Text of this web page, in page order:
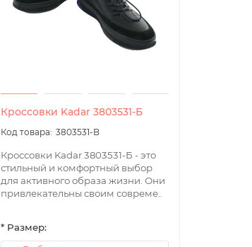
Aqara
Кроссовки Kadar 3803531-Б
3803531-B
Кроссовки Kadar 3803531-Б - это
стильный и комфортный выбор
для активного образа жизни. Они
привлекательны своим совреме..
* Размер: